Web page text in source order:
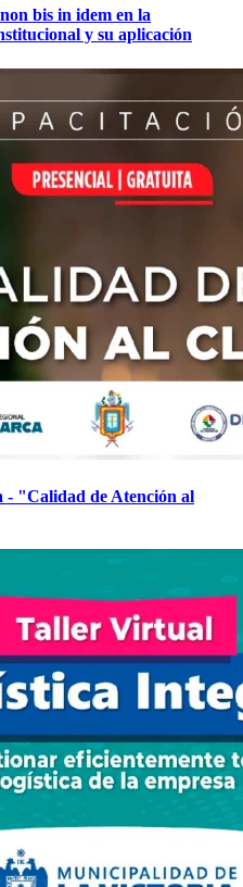
bis in idem en la
y su aplicación
- "Calidad de Atención al